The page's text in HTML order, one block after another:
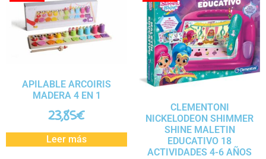
APILABLE ARCOIRIS
MADERA 4 EN 1
23,85€
Leer más
CLEMENTONI
NICKELODEON SHIMMER
SHINE MALETIN
EDUCATIVO 18
ACTIVIDADES 4-6 AÑOS